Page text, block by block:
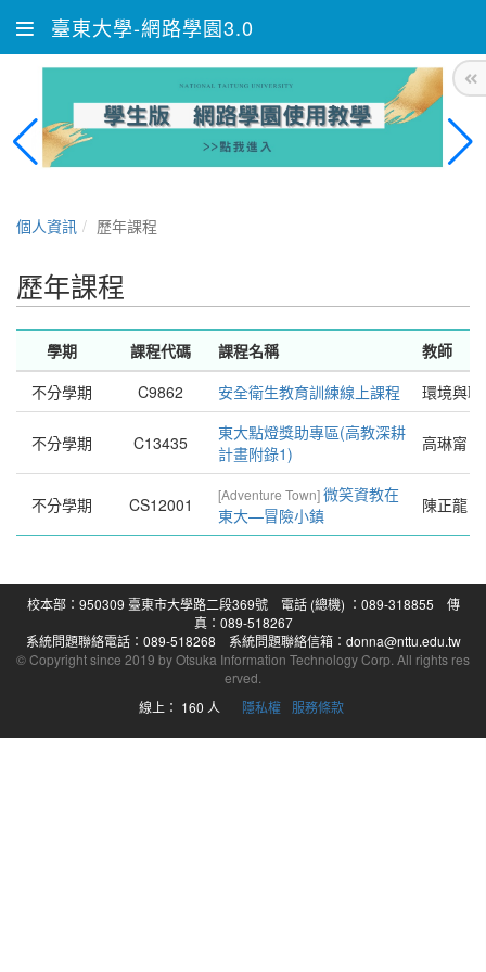
臺東大學-網路學園3.0
個人資訊 歷年課程
歷年課程
學期 課程代碼 課程名稱
教師
不分學期
C9862 安全衛生教育訓練線上課程
不分學期 C13435
東大點燈獎助專區(高教深耕
計畫附錄1)
高琳甯
不分學期 CS12001 [Adventure Town]微笑資教在
東大—冒險小鎮
陳正龍
校本部：950309 臺東市大學路二段369號 電話 (總機) ：089-318855 傳
真：089-518267
系統問題聯絡電話：089-518268 系統問題聯絡信箱：donna@nttu.edu.tw
© Copyright since 2019 by Otsuka Information Technology Corp. All rights res
erved.
線上： 160 人
隱私權 服務條款